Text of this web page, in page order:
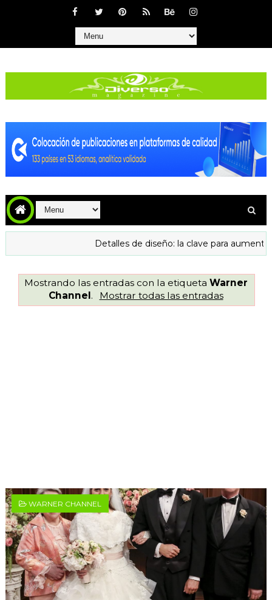
Detalles de diseño: la clave para aumentar la
Mostrando las entradas con la etiqueta Warner
Channel . Mostrar todas las entradas
WARNER CHANNEL